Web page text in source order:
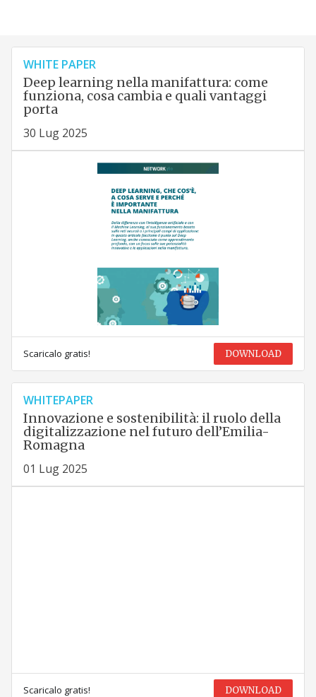
WHITE PAPER
Deep learning nella manifattura: come
funziona, cosa cambia e quali vantaggi
porta
30 Lug 2025
Scaricalo gratis! DOWNLOAD
WHITEPAPER
Innovazione e sostenibilità: il ruolo della
digitalizzazione nel futuro dell’Emilia-
Romagna
01 Lug 2025
Scaricalo gratis! DOWNLOAD